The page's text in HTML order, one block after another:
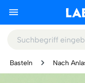
Basteln Nach